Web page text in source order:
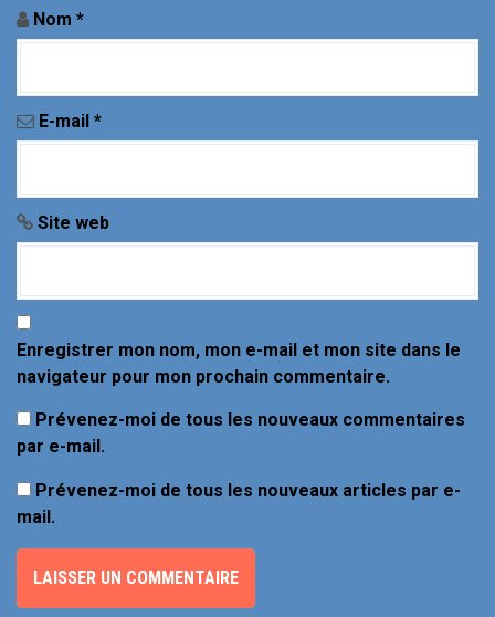
a
t
i
c
l
Nom *
E-mail *
Site web
Enregistrer mon nom, mon e-mail et mon site dans le
navigateur pour mon prochain commentaire.
Prévenez-moi de tous les nouveaux commentaires
par e-mail.
Prévenez-moi de tous les nouveaux articles par e-
mail.